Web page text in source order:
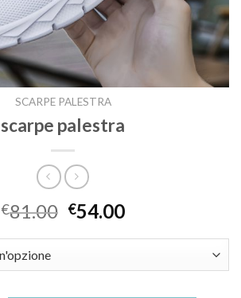
SCARPE PALESTRA
scarpe palestra
€81.00 €54.00